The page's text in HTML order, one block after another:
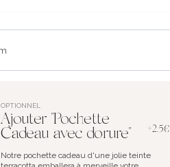
OPTIONNEL
Ajouter "Pochette
Cadeau avec dorure"
+2.5€
Notre pochette cadeau d'une jolie teinte